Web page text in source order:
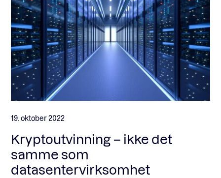
19. oktober 2022
Kryptoutvinning – ikke det
samme som
datasentervirksomhet